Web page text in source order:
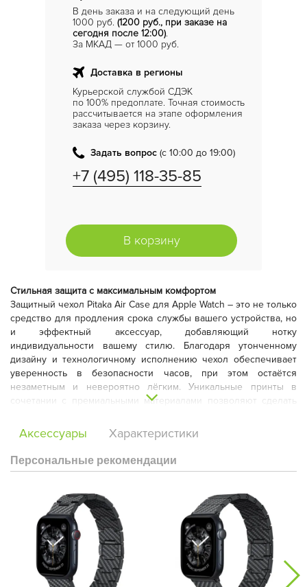
В день заказа и на следующий день
1000 руб. (1200 руб., при заказе на
сегодня после 12:00).
За МКАД — от 1000 руб.
Доставка в регионы
Курьерской службой СДЭК
по 100% предоплате. Точная стоимость
рассчитывается на этапе оформления
заказа через корзину.
Задать вопрос (с 10:00 до 19:00)
+7 (495) 118-35-85
В корзину
Стильная защита с максимальным комфортом
Защитный чехол Pitaka Air Case для Apple Watch – это не только
средство для продления срока службы вашего устройства, но
и эффектный аксессуар, добавляющий нотку
индивидуальности вашему стилю. Благодаря утонченному
дизайну и технологичному исполнению чехол обеспечивает
уверенность в безопасности часов, при этом остаётся
незаметным и невероятно лёгким. Уникальные принты в
сочетании с премиальными материалами позволяют сделать
выразительными.
Аксессуары Характеристики
Персональные рекомендации